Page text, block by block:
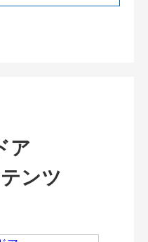
ア
ンツ